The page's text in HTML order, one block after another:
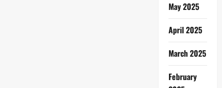
May 2025
April 2025
March 2025
February